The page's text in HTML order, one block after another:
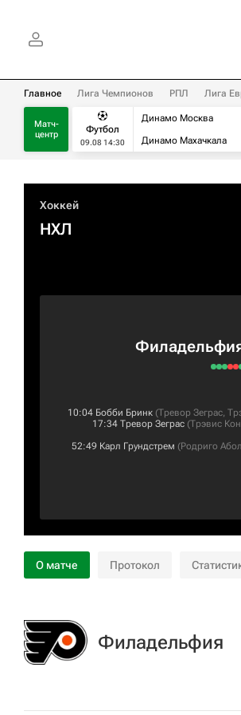
Главное Лига Чемпионов РПЛ Лига
Матч-
центр
Футбол
09.08 14:30
Динамо Москва
Динамо Махачкала
Хоккей
НХЛ
10:04 Бобби Бринк (Тревор Зеграс,
17:34 Тревор Зеграс (Трэвис
52:49 Карл Грундстрем (Родриго
О матче Протокол
Филадельфия